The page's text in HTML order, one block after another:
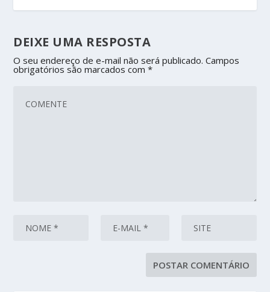
DEIXE UMA RESPOSTA
O seu endereço de e-mail não será publicado. Campos
obrigatórios são marcados com*